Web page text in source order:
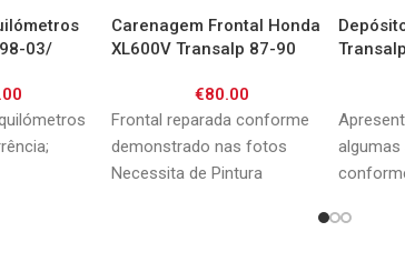
03/
XL600V
/ XL650V
Carenagem Frontal Honda
XL600V Transalp 87-90
€80.00
Frontal reparada conforme
demonstrado nas fotos
Necessita de Pintura
algumas